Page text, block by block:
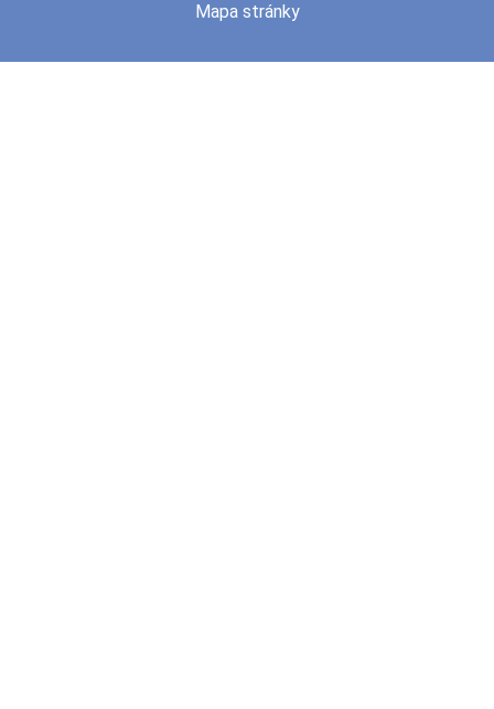
Mapa stránky